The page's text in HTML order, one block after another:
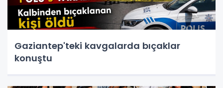
Gaziantep'teki kavgalarda bıçaklar
konuştu